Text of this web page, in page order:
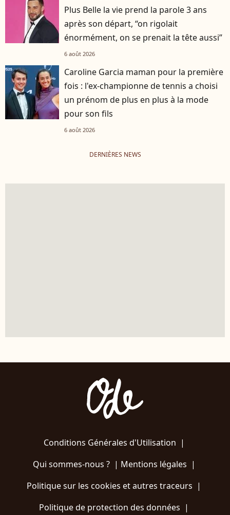
Plus Belle la vie prend la parole 3 ans
après son départ, “on rigolait
énormément, on se prenait la tête aussi”
6 août 2026
Caroline Garcia maman pour la première
fois : l'ex-championne de tennis a choisi
un prénom de plus en plus à la mode
pour son fils
6 août 2026
DERNIÈRES NEWS
Conditions Générales d'Utilisation |
Qui sommes-nous ?| Mentions légales |
Politique sur les cookies et autres traceurs |
Politique de protection des données |